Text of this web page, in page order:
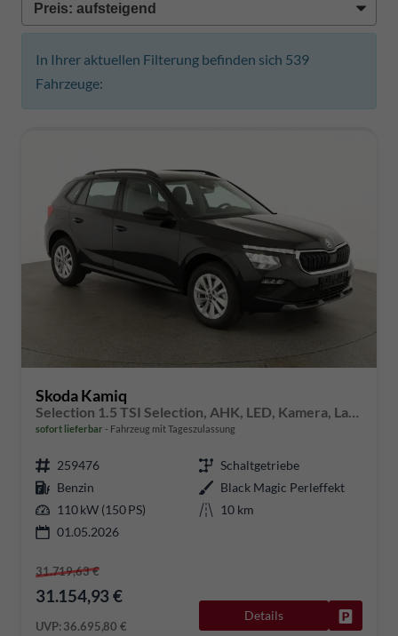
In Ihrer aktuellen Filterung befinden sich 539
Fahrzeuge:
Skoda Kamiq
sofort lieferbar Fahrzeug mit Tageszulassung
259476
Schaltgetriebe
Benzin
Black Magic Perleffekt
110 kW (150 PS)
10 km
01.05.2026
31.719,63 €
31.154,93 €
UVP:36.695,80 €
Details